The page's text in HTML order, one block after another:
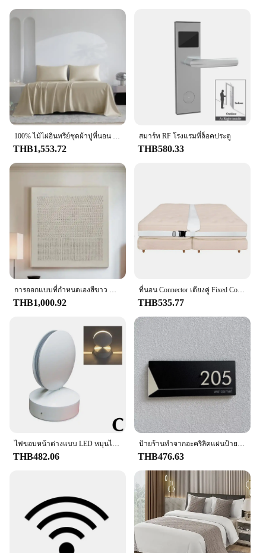
Accommodations
Performance and Property: Durable and
Comfortable
Pillowcases, and Fitted Sheet
Features:
**Elevate Your Guest Experience**
Discover the epitome of comfort and style with our
luxurious hotel bedding sets, crafted from a
sumptuous blend of cotton for a soft touch that
cradles your guests in relaxation. The contemporary
sophisticated ambiance, perfect for upscale hotels
duvet cover, pillowcases, and a fitted sheet,
designed to provide a complete and coordinated
look that enhances any bedroom decor.
**Durable and Versatile**
Our hotel bedding sets are not only aesthetically
pleasing but also built to last. The high-quality
materials resist wear and tear, making them an
excellent choice for high-traffic environments. The
durability of these sets ensures that your guests
enjoy a consistent level of comfort, wash after wash.
Whether you're looking to upgrade your existing
bedding or starting from scratch, our sets are
versatile enough to meet the needs of any hotel or
guest accommodation.
**Seamless Wholesale and Vendor Support**
We understand the importance of seamless
operations in the hospitality industry, which is why
we offer wholesale pricing and dedicated vendor
support. Our sets are available for sale in bulk,
making it easy for hotels and guest accommodations
to maintain a consistent look across their rooms.
With our vendor support, you can count on a
reliable supply chain, ensuring that your guests
always enjoy a comfortable and stylish sleeping
experience.
100% ไม้ไผ่อินทรีย์ชุดผ้าปูที่นอน 4/6 ชิ้น Silky ชุดเครื่องนอนโรงแรมหรูหรานุ่มแผ่นติดตั้งแบนแผ่นปลอกหมอน SOLID
THB1,553.72
สมาร์ท RF โรงแรมที่ล็อคประตู
THB580.33
การออกแบบที่กําหนดเองสีขาว Beige 3D Textured Minimalist Handmade Wabi-Sabi ภาพวาดสีน้ํามันบทคัดย่อสําหรับ Home Hotel Office Wall Art Decor
THB1,000.92
ที่นอน Connector เตียงคู่ Fixed Connector เตียง Gap Filler สำหรับ Home Hotel
THB535.77
THB482.06 THB476.63